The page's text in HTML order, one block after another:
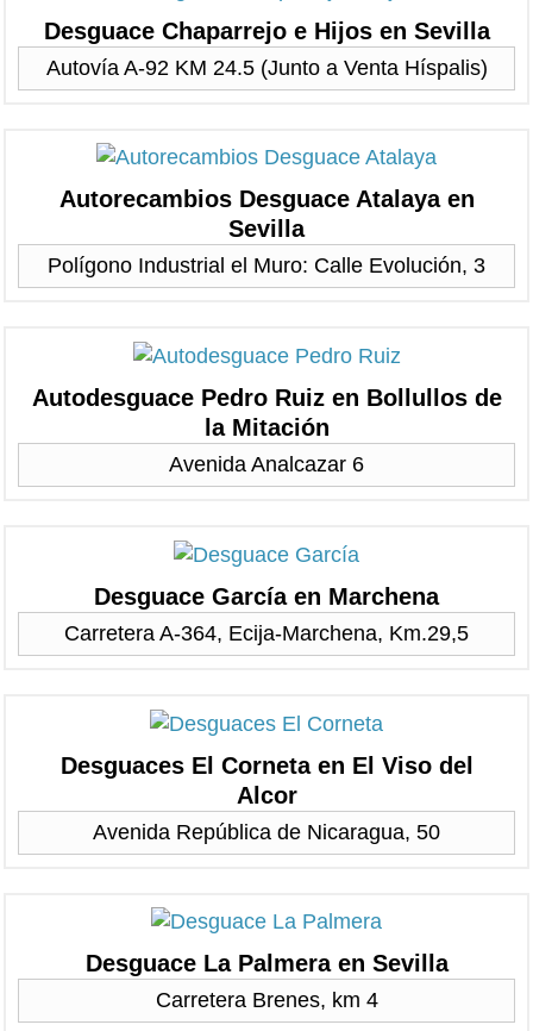
Desguace Chaparrejo e Hijos en Sevilla
Autovía A-92 KM 24.5 (Junto a Venta Híspalis)
Autorecambios Desguace Atalaya en
Sevilla
Polígono Industrial el Muro: Calle Evolución, 3
Autodesguace Pedro Ruiz en Bollullos de
la Mitación
Avenida Analcazar 6
Desguace García en Marchena
Carretera A-364, Ecija-Marchena, Km.29,5
Desguaces El Corneta en El Viso del
Alcor
Avenida República de Nicaragua, 50
Desguace La Palmera en Sevilla
Carretera Brenes, km 4